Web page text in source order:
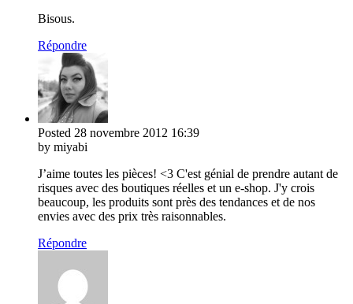
Bisous.
Répondre
Posted 28 novembre 2012 16:39
by miyabi
J’aime toutes les pièces! <3 C'est génial de prendre autant de
risques avec des boutiques réelles et un e-shop. J'y crois
beaucoup, les produits sont près des tendances et de nos
envies avec des prix très raisonnables.
Répondre